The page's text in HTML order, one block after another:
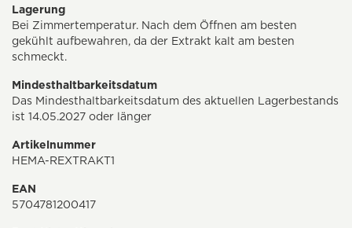
Lagerung
Bei Zimmertemperatur. Nach dem Öffnen am besten
gekühlt aufbewahren, da der Extrakt kalt am besten
schmeckt.
Mindesthaltbarkeitsdatum
Das Mindesthaltbarkeitsdatum des aktuellen Lagerbestands
ist 14.05.2027 oder länger
Artikelnummer
HEMA-REXTRAKT1
EAN
5704781200417